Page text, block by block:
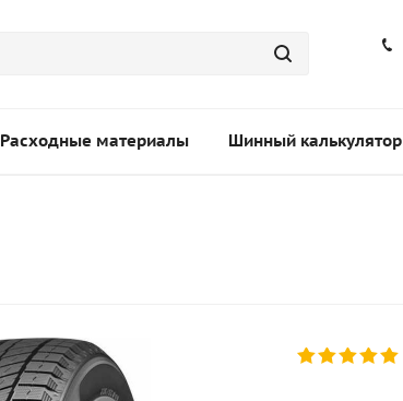
Расходные материалы Шинный калькулятор